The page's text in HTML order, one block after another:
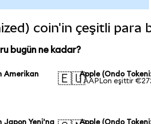
coin'in çeşitli para
bugün ne kadar?
Amerikan
🇪🇺Apple (Ondo
1 AAPLon eşittir
Japon Yeni'na
Apple (Ondo